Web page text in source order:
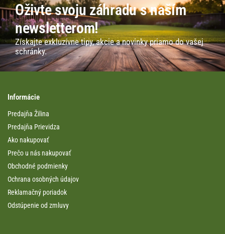
Oživte svoju záhradu s naším
newsletterom!
Získajte exkluzívne tipy, akcie a novinky priamo do vašej
schránky.
Informácie
Predajňa Žilina
Predajňa Prievidza
Ako nakupovať
Prečo u nás nakupovať
Obchodné podmienky
Ochrana osobných údajov
Reklamačný poriadok
Odstúpenie od zmluvy